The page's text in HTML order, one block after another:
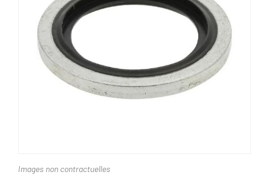
Images non contractuelles